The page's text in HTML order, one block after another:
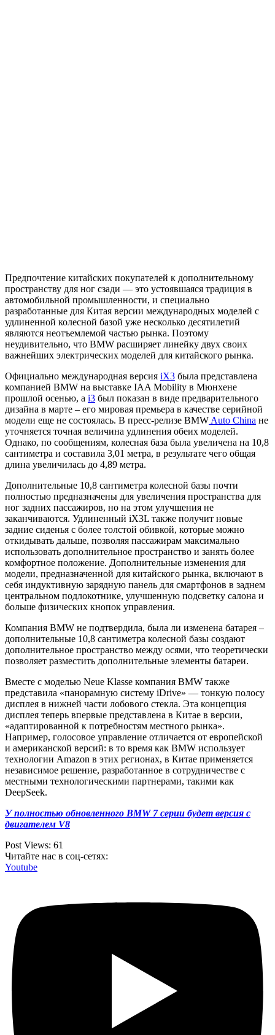
Предпочтение китайских покупателей к дополнительному
пространству для ног сзади — это устоявшаяся традиция в
автомобильной промышленности, и специально
разработанные для Китая версии международных моделей с
удлиненной колесной базой уже несколько десятилетий
являются неотъемлемой частью рынка. Поэтому
неудивительно, что BMW расширяет линейку двух своих
важнейших электрических моделей для китайского рынка.
Официально международная версия iX3 была представлена ​​
компанией BMW на выставке IAA Mobility в Мюнхене
прошлой осенью, а i3 был показан в виде предварительного
дизайна в марте – его мировая премьера в качестве серийной
модели еще не состоялась. В пресс-релизе BMW Auto China не
уточняется точная величина удлинения обеих моделей.
Однако, по сообщениям, колесная база была увеличена на 10,8
сантиметра и составила 3,01 метра, в результате чего общая
длина увеличилась до 4,89 метра.
Дополнительные 10,8 сантиметра колесной базы почти
полностью предназначены для увеличения пространства для
ног задних пассажиров, но на этом улучшения не
заканчиваются. Удлиненный iX3L также получит новые
задние сиденья с более толстой обивкой, которые можно
откидывать дальше, позволяя пассажирам максимально
использовать дополнительное пространство и занять более
комфортное положение. Дополнительные изменения для
модели, предназначенной для китайского рынка, включают в
себя индуктивную зарядную панель для смартфонов в заднем
центральном подлокотнике, улучшенную подсветку салона и
больше физических кнопок управления.
Компания BMW не подтвердила, была ли изменена батарея –
дополнительные 10,8 сантиметра колесной базы создают
дополнительное пространство между осями, что теоретически
позволяет разместить дополнительные элементы батареи.
Вместе с моделью Neue Klasse компания BMW также
представила «панорамную систему iDrive» — тонкую полосу
дисплея в нижней части лобового стекла. Эта концепция
дисплея теперь впервые представлена ​​в Китае в версии,
«адаптированной к потребностям местного рынка».
Например, голосовое управление отличается от европейской
и американской версий: в то время как BMW использует
технологии Amazon в этих регионах, в Китае применяется
независимое решение, разработанное в сотрудничестве с
местными технологическими партнерами, такими как
DeepSeek.
У полностью обновленного BMW 7 серии будет версия с
двигателем V8
Post Views: 61
Читайте нас в соц-сетях:
Youtube